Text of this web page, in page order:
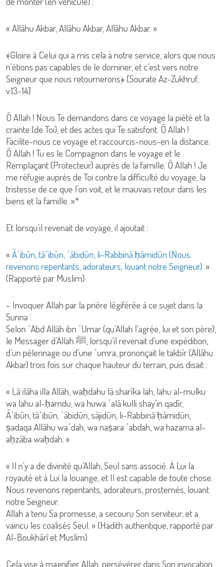
« Allâhu Akbar, Allâhu Akbar, Allâhu Akbar. »
﴾Gloire à Celui qui a mis cela à notre service, alors que nous
n’étions pas capables de le dominer, et c’est vers notre
Seigneur que nous retournerons﴿ [Sourate Az-Zukhruf,
v.13-14]
Ô Allah ! Nous Te demandons dans ce voyage la piété et la
crainte (de Toi), et des actes qui Te satisfont. Ô Allah !
Facilite-nous ce voyage et raccourcis-nous-en la distance.
Ô Allah ! Tu es le Compagnon dans le voyage et le
Remplaçant (Protecteur) auprès de la famille. Ô Allah ! Je
me réfugie auprès de Toi contre la difficulté du voyage, la
tristesse de ce que l’on voit, et le mauvais retour dans les
biens et la famille. »*
Et lorsqu’il revenait de voyage, il ajoutait :
« Āʾibūn, tāʾibūn, ʿābidūn, li-Rabbinā ḥāmidūn (Nous
revenons repentants, adorateurs, louant notre Seigneur). »
(Rapporté par Muslim)
– Invoquer Allah par la prière légiférée à ce sujet dans la
Sunna :
Selon ʿAbd Allāh ibn ʿUmar (qu’Allah l’agrée, lui et son père),
le Messager d’Allah ﷺ, lorsqu’il revenait d’une expédition,
d’un pèlerinage ou d’une ʿumra, prononçait le takbīr (Allāhu
Akbar) trois fois sur chaque hauteur du terrain, puis disait :
« Lā ilāha illa Allāh, waḥdahu lā sharīka lah, lahu al-mulku
wa lahu al-ḥamdu, wa huwa ʿalā kulli shay’in qadīr,
Āʾibūn, tāʾibūn, ʿābidūn, sājidūn, li-Rabbinā ḥāmidūn,
ṣadaqa Allāhu waʿdah, wa naṣara ʿabdah, wa hazama al-
aḥzāba waḥdah. »
« Il n’y a de divinité qu’Allah, Seul sans associé. À Lui la
royauté et à Lui la louange, et Il est capable de toute chose.
Nous revenons repentants, adorateurs, prosternés, louant
notre Seigneur.
Allah a tenu Sa promesse, a secouru Son serviteur, et a
vaincu les coalisés Seul. » (Hadith authentique, rapporté par
Al-Boukhârî et Muslim)
Cela vise à magnifier Allah, persévérer dans Son invocation,